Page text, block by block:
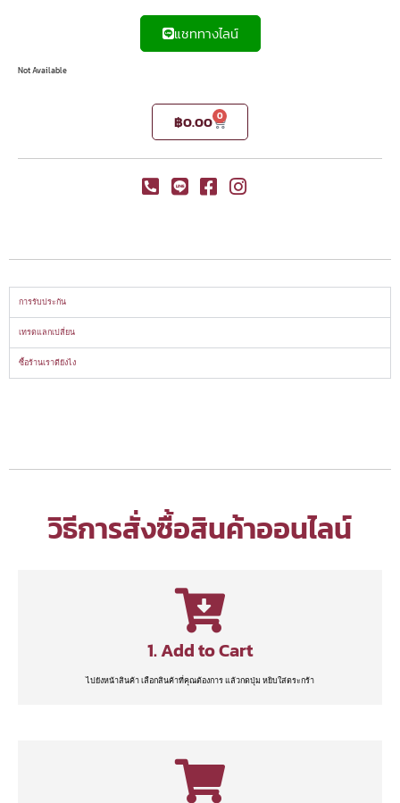
แชททางไลน์
Not Available
฿0.00 0
การรับประกัน
เทรดแลกเปลี่ยน
ซื้อร้านเราดียังไง
วิธีการสั่งซื้อสินค้าออนไลน์
1. Add to Cart
ไปยังหน้าสินค้า เลือกสินค้าที่คุณต้องการ แล้วกดปุ่ม หยิบใส่ตระกร้า